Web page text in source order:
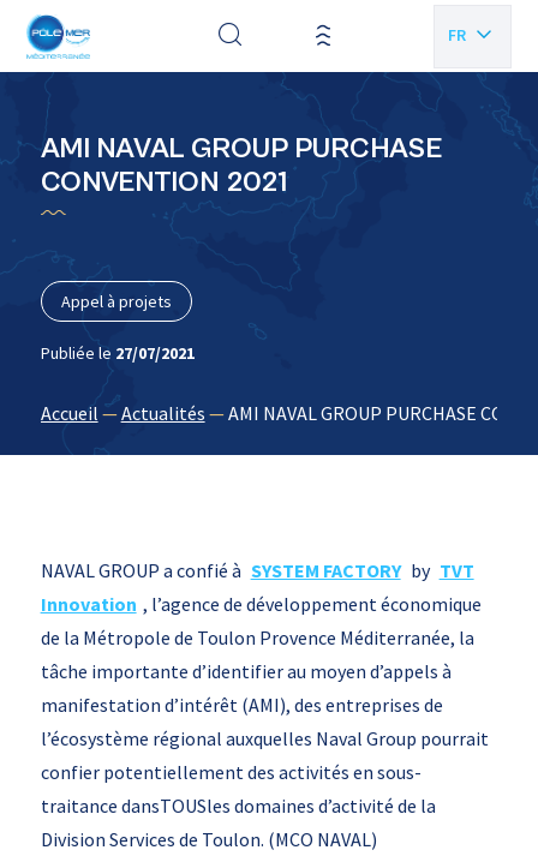
FR
AMI NAVAL GROUP PURCHASE
CONVENTION 2021
Appel à projets
Publiée le 27/07/2021
Accueil —Actualités —AMI NAVAL GROUP PURCHASE
NAVAL GROUP a confié à SYSTEM FACTORY by TVT
Innovation , l’agence de développement économique
de la Métropole de Toulon Provence Méditerranée, la
tâche importante d’identifier au moyen d’appels à
manifestation d’intérêt (AMI), des entreprises de
l’écosystème régional auxquelles Naval Group pourrait
confier potentiellement des activités en sous-
traitance dansTOUSles domaines d’activité de la
Division Services de Toulon. (MCO NAVAL)
Panneau de gestion des cookies